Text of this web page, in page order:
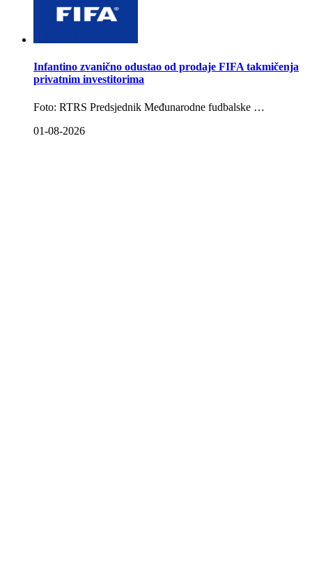
Infantino zvanično odustao od prodaje FIFA takmičenja
privatnim investitorima
Foto: RTRS Predsjednik Međunarodne fudbalske …
01-08-2026